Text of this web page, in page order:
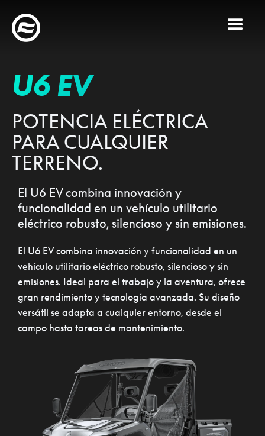
U6 EV
POTENCIA ELÉCTRICA
PARA CUALQUIER
TERRENO.
El U6 EV combina innovación y
funcionalidad en un vehículo utilitario
eléctrico robusto, silencioso y sin emisiones.
El U6 EV combina innovación y funcionalidad en un
vehículo utilitario eléctrico robusto, silencioso y sin
emisiones. Ideal para el trabajo y la aventura, ofrece
gran rendimiento y tecnología avanzada. Su diseño
versátil se adapta a cualquier entorno, desde el
campo hasta tareas de mantenimiento.